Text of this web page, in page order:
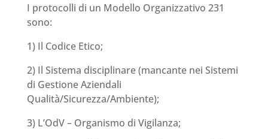
I protocolli di un Modello Organizzativo 231
sono:
1) Il Codice Etico;
2) Il Sistema disciplinare (mancante nei Sistemi
di Gestione Aziendali
Qualità/Sicurezza/Ambiente);
3) L’OdV – Organismo di Vigilanza;